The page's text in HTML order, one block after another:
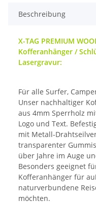
Beschreibung
X-TAG PREMIUM
Kofferanhänger /
Lasergravur:
Für alle Surfer,
Unser nachhaltiger
aus 4mm Sperrholz
Logo und Text.
mit Metall-
transparenter
über Jahre im Auge
Besonders geeignet
Kofferanhänger für
naturverbundene
möchten.